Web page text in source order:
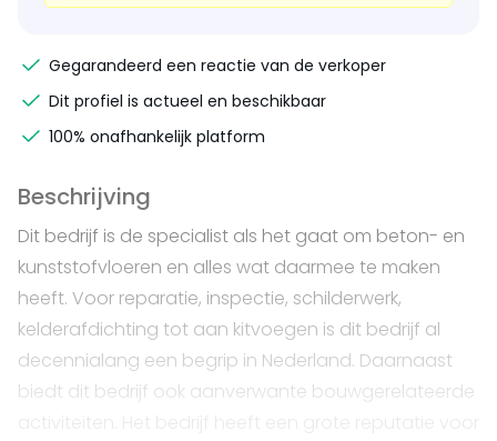
Gegarandeerd een reactie van de verkoper
Dit profiel is actueel en beschikbaar
100% onafhankelijk platform
Beschrijving
Dit bedrijf is de specialist als het gaat om beton- en
kunststofvloeren en alles wat daarmee te maken
heeft. Voor reparatie, inspectie, schilderwerk,
kelderafdichting tot aan kitvoegen is dit bedrijf al
decennialang een begrip in Nederland. Daarnaast
biedt dit bedrijf ook aanverwante bouwgerelateerde